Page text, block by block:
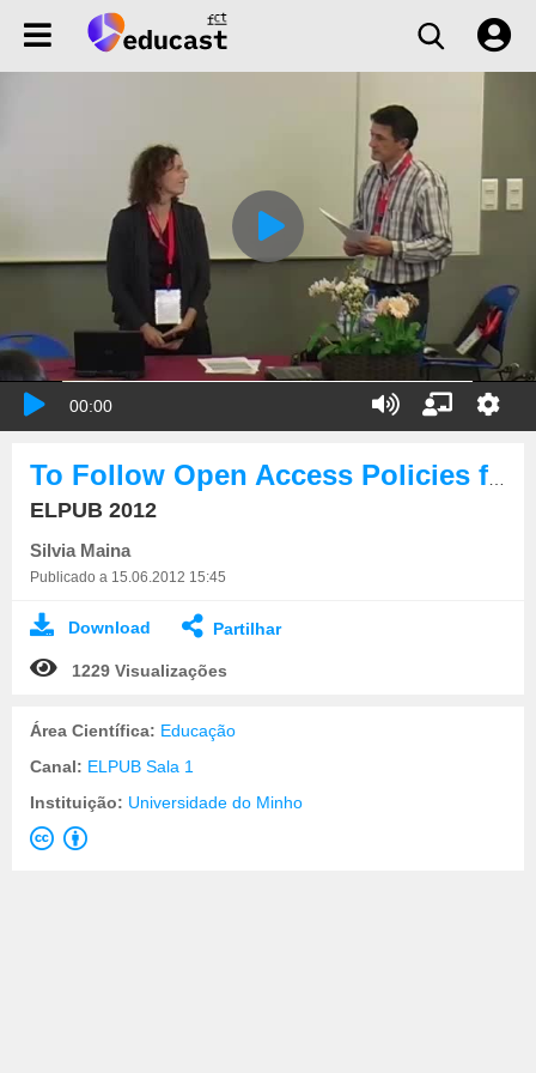
00:00
ELPUB 2012
Silvia Maina
Publicado a 15.06.2012 15:45
Download Partilhar
1229 Visualizações
Área Científica: Educação
Canal: ELPUB Sala 1
Instituição: Universidade do Minho